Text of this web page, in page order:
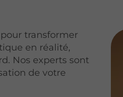
transformer
en réalité,
Nos experts sont
de votre